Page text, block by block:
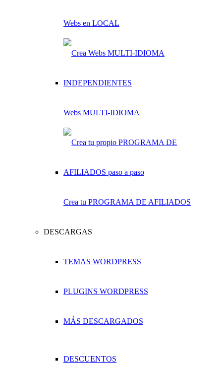
Webs en LOCAL
Webs MULTI-IDIOMA
Crea tu PROGRAMA DE AFILIADOS
DESCARGAS
TEMAS WORDPRESS
PLUGINS WORDPRESS
MÁS DESCARGADOS
DESCUENTOS